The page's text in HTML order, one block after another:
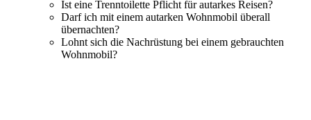
Ist eine Trenntoilette Pflicht für autarkes Reisen?
Darf ich mit einem autarken Wohnmobil überall
übernachten?
Lohnt sich die Nachrüstung bei einem gebrauchten
Wohnmobil?